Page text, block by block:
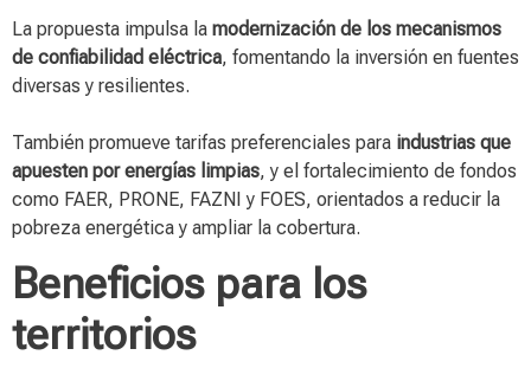
La propuesta impulsa la modernización de los mecanismos
de confiabilidad eléctrica, fomentando la inversión en fuentes
diversas y resilientes.
También promueve tarifas preferenciales para industrias que
apuesten por energías limpias, y el fortalecimiento de fondos
como FAER, PRONE, FAZNI y FOES, orientados a reducir la
pobreza energética y ampliar la cobertura.
Beneficios para los
territorios